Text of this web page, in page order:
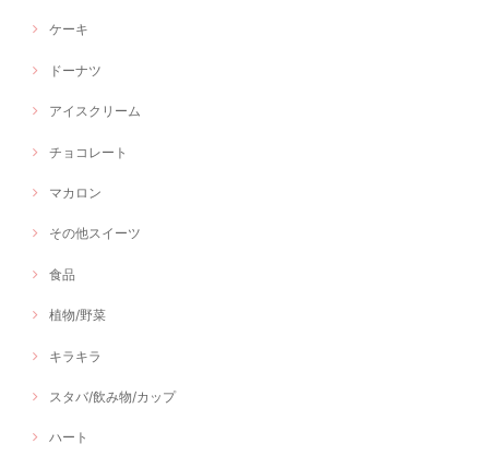
ケーキ
ドーナツ
アイスクリーム
チョコレート
マカロン
その他スイーツ
食品
植物/野菜
キラキラ
スタバ/飲み物/カップ
ハート